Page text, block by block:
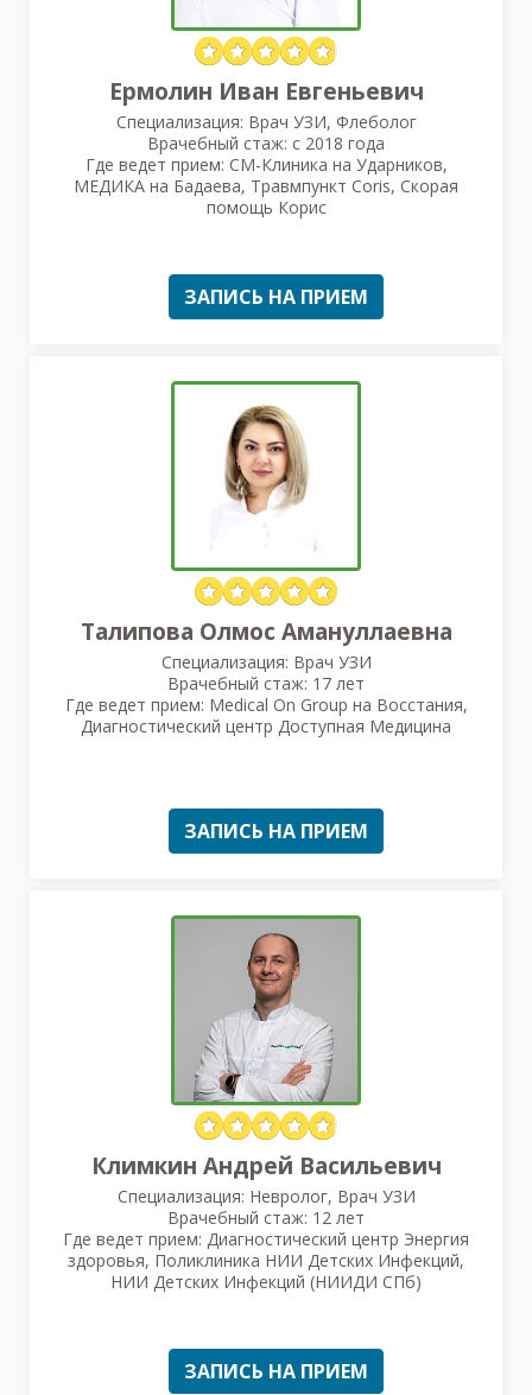
Ермолин Иван Евгеньевич
Специализация: Врач УЗИ, Флеболог
Врачебный стаж: с 2018 года
Где ведет прием: СМ-Клиника на Ударников,
МЕДИКА на Бадаева, Травмпункт Coris, Скорая
помощь Корис
ЗАПИСЬ НА ПРИЕМ
Талипова Олмос Амануллаевна
Специализация: Врач УЗИ
Врачебный стаж: 17 лет
Где ведет прием: Medical On Group на Восстания,
Диагностический центр Доступная Медицина
ЗАПИСЬ НА ПРИЕМ
Климкин Андрей Васильевич
Специализация: Невролог, Врач УЗИ
Врачебный стаж: 12 лет
Где ведет прием: Диагностический центр Энергия
здоровья, Поликлиника НИИ Детских Инфекций,
НИИ Детских Инфекций (НИИДИ СПб)
ЗАПИСЬ НА ПРИЕМ